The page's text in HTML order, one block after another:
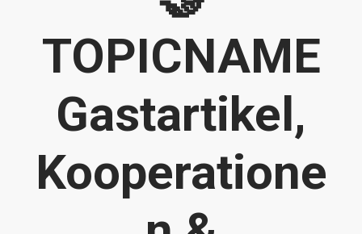
TOPICNAME
Gastartikel,
Kooperatione